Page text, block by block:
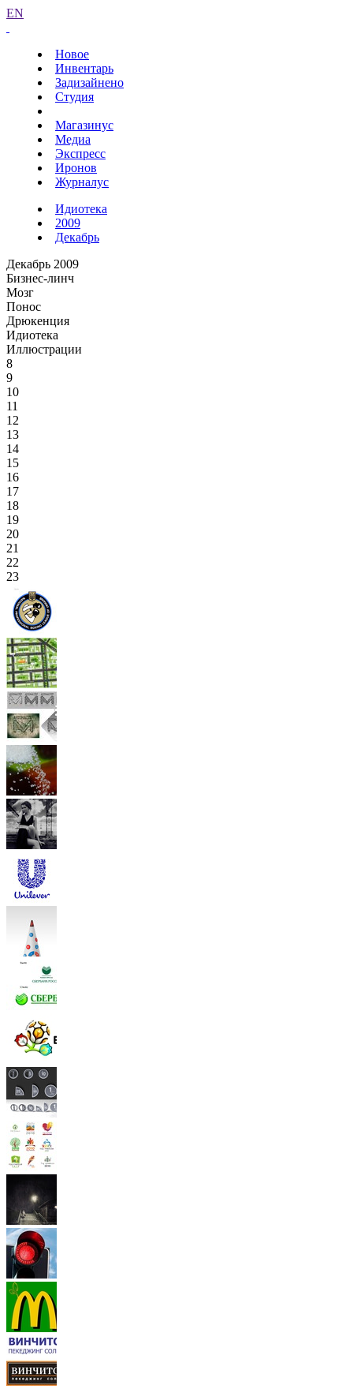
EN
Новое
Инвентарь
Задизайнено
Студия
Магазинус
Медиа
Экспресс
Иронов
Журналус
Идиотека
2009
Декабрь
Декабрь 2009
Бизнес-линч
Мозг
Понос
Дрюкенция
Идиотека
Иллюстрации
8
9
10
11
12
13
14
15
16
17
18
19
20
21
22
23